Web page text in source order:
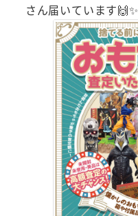
さん届いています🙌✨